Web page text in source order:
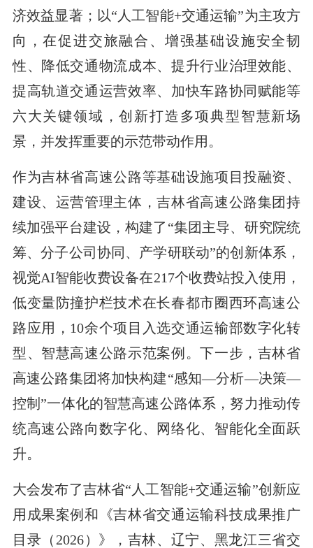
济效益显著；以“人工智能+交通运输”为主攻方
向，在促进交旅融合、增强基础设施安全韧
性、降低交通物流成本、提升行业治理效能、
提高轨道交通运营效率、加快车路协同赋能等
六大关键领域，创新打造多项典型智慧新场
景，并发挥重要的示范带动作用。
作为吉林省高速公路等基础设施项目投融资、
建设、运营管理主体，吉林省高速公路集团持
续加强平台建设，构建了“集团主导、研究院统
筹、分子公司协同、产学研联动”的创新体系，
视觉AI智能收费设备在217个收费站投入使用，
低变量防撞护栏技术在长春都市圈西环高速公
路应用，10余个项目入选交通运输部数字化转
型、智慧高速公路示范案例。下一步，吉林省
高速公路集团将加快构建“感知—分析—决策—
控制”一体化的智慧高速公路体系，努力推动传
统高速公路向数字化、网络化、智能化全面跃
升。
大会发布了吉林省“人工智能+交通运输”创新应
用成果案例和《吉林省交通运输科技成果推广
目录（2026）》，吉林、辽宁、黑龙江三省交